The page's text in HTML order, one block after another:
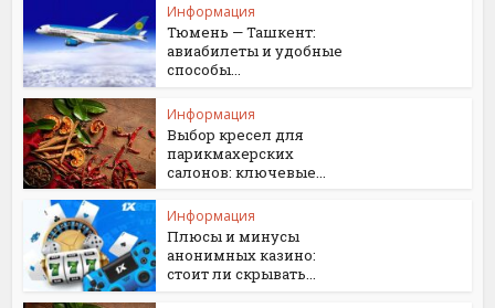
Информация
Тюмень — Ташкент:
авиабилеты и удобные
способы...
Информация
Выбор кресел для
парикмахерских
салонов: ключевые...
Информация
Плюсы и минусы
анонимных казино:
стоит ли скрывать...